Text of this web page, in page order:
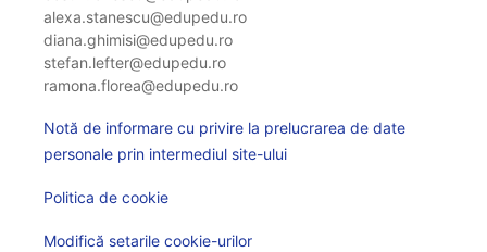
alexa.stanescu@edupedu.ro
diana.ghimisi@edupedu.ro
stefan.lefter@edupedu.ro
ramona.florea@edupedu.ro
Notă de informare cu privire la prelucrarea de date
personale prin intermediul site-ului
Politica de cookie
Modifică setarile cookie-urilor